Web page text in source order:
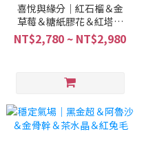
喜悅與緣分｜紅石榴＆金
草莓＆糖紙膠花＆紅塔山
水晶
NT$2,780 ~ NT$2,980